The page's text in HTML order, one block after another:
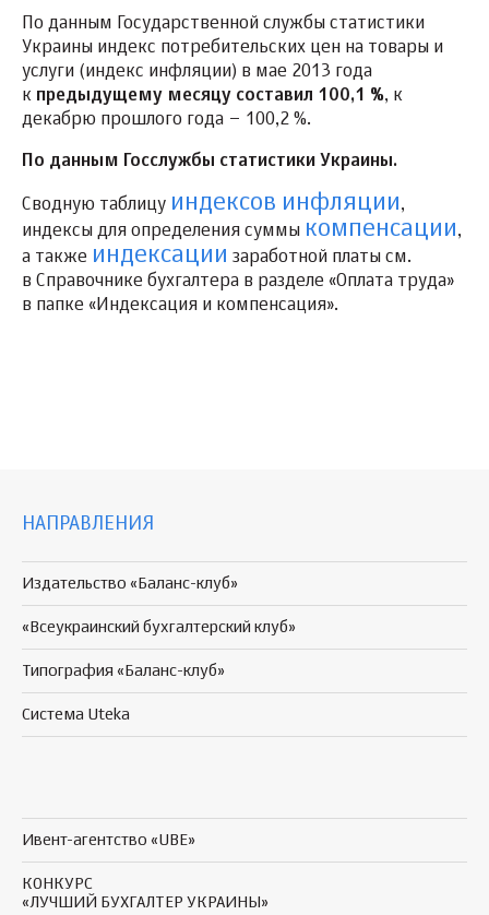
По данным Государственной службы статистики
Украины индекс потребительских цен на товары и
услуги (индекс инфляции) в мае 2013 года
к предыдущему месяцу составил 100,1 %, к
декабрю прошлого года – 100,2 %.
По данным Госслужбы статистики Украины.
Сводную таблицу индексов инфляции,
индексы для определения суммы компенсации,
а также индексации заработной платы см.
в Справочнике бухгалтера в разделе «Оплата труда»
в папке «Индексация и компенсация».
НАПРАВЛЕНИЯ
Издательство «Баланс-клуб»
«Всеукраинский бухгалтерский клуб»
Типография «Баланс-клуб»
Система Uteka
Ивент-агентство «UBE»
КОНКУРС
«ЛУЧШИЙ БУХГАЛТЕР УКРАИНЫ»